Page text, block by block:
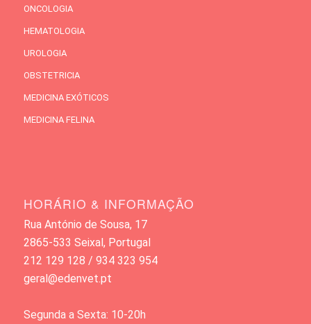
ONCOLOGIA
HEMATOLOGIA
UROLOGIA
OBSTETRICIA
MEDICINA EXÓTICOS
MEDICINA FELINA
HORÁRIO & INFORMAÇÃO
Rua António de Sousa, 17
2865-533 Seixal, Portugal
212 129 128 / 934 323 954
geral@edenvet.pt
Segunda a Sexta: 10-20h